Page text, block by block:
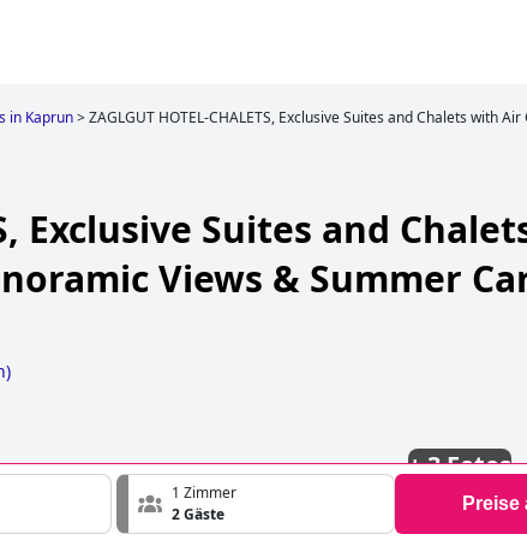
in Kaprun>ZAGLGUT HOTEL-CHALETS, Exclusive Suites and Chalets with
Exclusive Suites and
Views & Summer
)
+3 Fotos
1 Zimmer
2 Gäste
Preise